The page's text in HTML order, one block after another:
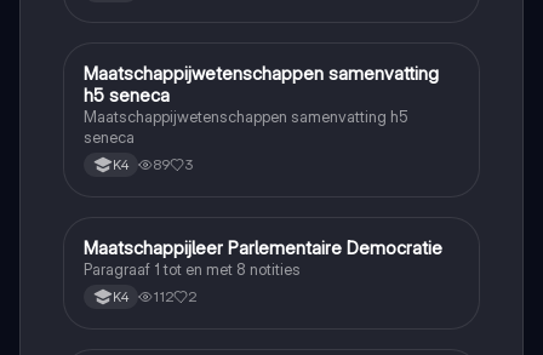
Maatschappijleer
Maatschappijwetenschappen samenvatting
h5 seneca
Maatschappijwetenschappen samenvatting h5
seneca
K4 89 3
Maatschappijleer
Maatschappijleer Parlementaire Democratie
Paragraaf 1 tot en met 8 notities
K4 112 2